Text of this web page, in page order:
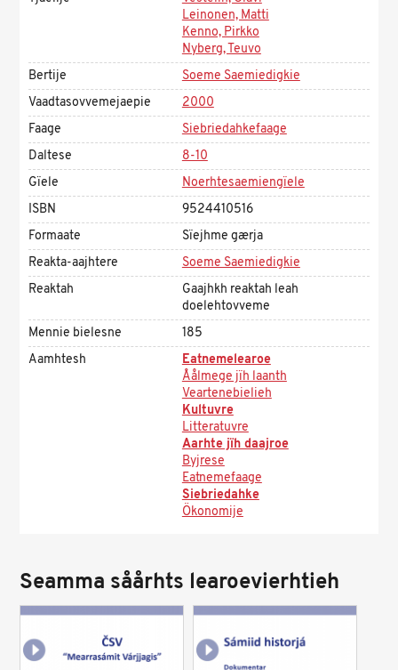
Leinonen, Matti
Kenno, Pirkko
Nyberg, Teuvo
Bertije
Soeme Saemiedigkie
Vaadtasovvemejaepie
2000
Faage
Siebriedahkefaage
Daltese
8-10
Gïele
Noerhtesaemiengïele
ISBN
9524410516
Formaate
Sïejhme gærja
Reakta-aajhtere
Soeme Saemiedigkie
Reaktah
Gaajhkh reaktah leah
doelehtovveme
Mennie bielesne
185
Aamhtesh
Eatnemelearoe
Åålmege jïh laanth
Veartenebielieh
Kultuvre
Litteratuvre
Aarhte jïh daajroe
Byjrese
Eatnemefaage
Siebriedahke
Ökonomije
Seamma såårhts learoevierhtieh